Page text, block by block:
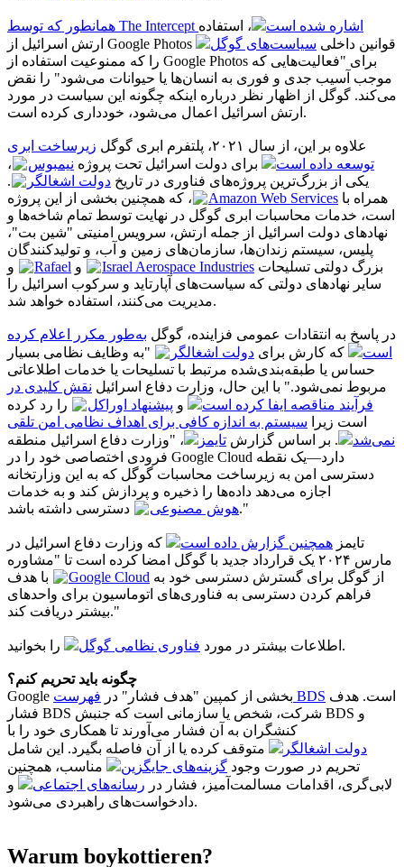
همانطور که توسط The Intercept اشاره شده است
، استفاده
ارتش اسرائیل از Google Photos قوانین داخلی سیاست‌های گوگل
را که ممنوعیت استفاده از Google Photos برای "فعالیت‌هایی که
موجب آسیب جدی و فوری به انسان‌ها یا حیوانات می‌شود" را نقض
می‌کند. گوگل از اظهار نظر درباره اینکه چگونه این سیاست در مورد
ارتش اسرائیل اعمال می‌شود، خودداری کرده است.
علاوه بر این، از سال ۲۰۲۱، پلتفرم ابری گوگل
زیرساخت ابری
توسعه داده است
برای دولت اسرائیل تحت پروژه نیمبوس
،
یکی از بزرگ‌ترین پروژه‌های فناوری در تاریخ دولت اشغالگر
.
همراه با Amazon Web Services
، که همچنین بخشی از این پروژه
است، خدمات محاسبات ابری گوگل در نهایت توسط تمام شاخه‌ها و
نهادهای دولت اسرائیل از جمله ارتش، سرویس امنیتی "شین بت"،
پلیس، سیستم زندان‌ها، سازمان‌های زمین و آب، و تولیدکنندگان
بزرگ دولتی تسلیحات Israel Aerospace Industries و Rafael
و
سایر نهادهای دولتی که سیاست‌های آپارتاید و سرکوب اسرائیل را
مدیریت می‌کنند، استفاده خواهد شد.
در پاسخ به انتقادات عمومی فزاینده، گوگل به‌طور مکرر اعلام کرده
است
که کارش برای دولت اشغالگر
"به وظایف نظامی بسیار
حساس یا طبقه‌بندی‌شده مرتبط با تسلیحات یا خدمات اطلاعاتی
مربوط نمی‌شود." با این حال، وزارت دفاع اسرائیل نقش کلیدی در
فرآیند مناقصه ایفا کرده است
و پیشنهاد اوراکل
را رد کرده
است زیرا سیستم به اندازه کافی برای اهداف نظامی امن تلقی
نمی‌شد
. بر اساس گزارش تایمز
، "وزارت دفاع اسرائیل منطقه
فرودی اختصاصی خود را در Google Cloud دارد—یک نقطه
دسترسی امن به زیرساخت محاسبات گوگل که به این وزارتخانه
اجازه می‌دهد داده‌ها را ذخیره و پردازش کند و به خدمات
هوش مصنوعیدسترسی داشته باشد."
تایمز همچنین گزارش داده است
که وزارت دفاع اسرائیل در
مارس ۲۰۲۴ یک قرارداد جدید با گوگل امضا کرده است تا "مشاوره
از گوگل برای گسترش دسترسی خود به Google Cloud
با هدف
فراهم کردن دسترسی به فناوری‌های اتوماسیون برای واحدهای
بیشتر دریافت کند."
اطلاعات بیشتر در مورد فناوری نظامی گوگل را بخوانید.
چگونه باید تحریم کنم؟
Google بخشی از کمپین "هدف فشار" در فهرست BDS
فشار BDS شرکت، شخص یا سازمانی است که جنبش BDS و
کنشگران به آن فشار می‌آورند تا همکاری خود را با
دولت اشغالگر
متوقف کرده یا از آن فاصله بگیرد. این شامل
تحریم در صورت وجود گزینه‌های جایگزین
مناسب، همچنین
لابی‌گری، اقدامات مسالمت‌آمیز، فشار در رسانه‌های اجتماعی
و
دادخواست‌های راهبردی می‌شود.
Warum boykottieren?